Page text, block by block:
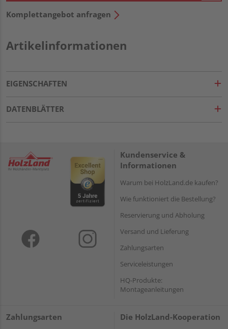
Komplettangebot anfragen
Artikelinformationen
EIGENSCHAFTEN
DATENBLÄTTER
Kundenservice &
Informationen
Warum bei HolzLand.de kaufen?
Wie funktioniert die Bestellung?
Reservierung und Abholung
Versand und Lieferung
Zahlungsarten
Serviceleistungen
HQ-Produkte:
Montageanleitungen
Zahlungsarten Die HolzLand-Kooperation